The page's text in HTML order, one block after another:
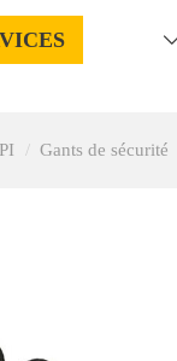
Gants de sécurité